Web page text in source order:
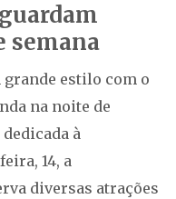
semana
estilo com o
na noite de
à
14, a
diversas atrações